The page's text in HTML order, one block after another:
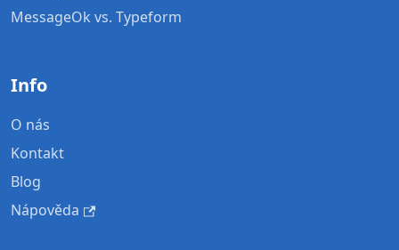
MessageOk vs. Typeform
Info
O nás
Kontakt
Blog
Nápověda